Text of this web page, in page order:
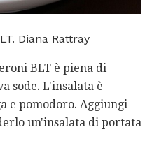
Diana Rattray
BLT è piena di
sode. L'insalata è
e pomodoro. Aggiungi
un'insalata di portata